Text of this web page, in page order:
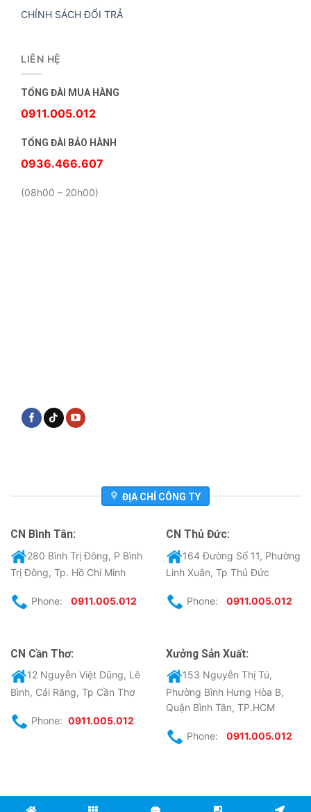
CHÍNH SÁCH ĐỔI TRẢ
LIÊN HỆ
TỔNG ĐÀI MUA HÀNG
0911.005.012
TỔNG ĐÀI BẢO HÀNH
0936.466.607
(08h00 – 20h00)
ĐỊA CHỈ CÔNG TY
CN Bình Tân:
280 Bình Trị Đông, P Bình
Trị Đông, Tp. Hồ Chí Minh
Phone: 0911.005.012
CN Thủ Đức:
164 Đường Số 11, Phường
Linh Xuân, Tp Thủ Đức
Phone: 0911.005.012
CN Cần Thơ:
12 Nguyễn Việt Dũng, Lê
Bình, Cái Răng, Tp Cần Thơ
Phone: 0911.005.012
Xưởng Sản Xuất:
153 Nguyễn Thị Tú,
Phường Bình Hưng Hòa B,
Quận Bình Tân, TP.HCM
Phone: 0911.005.012